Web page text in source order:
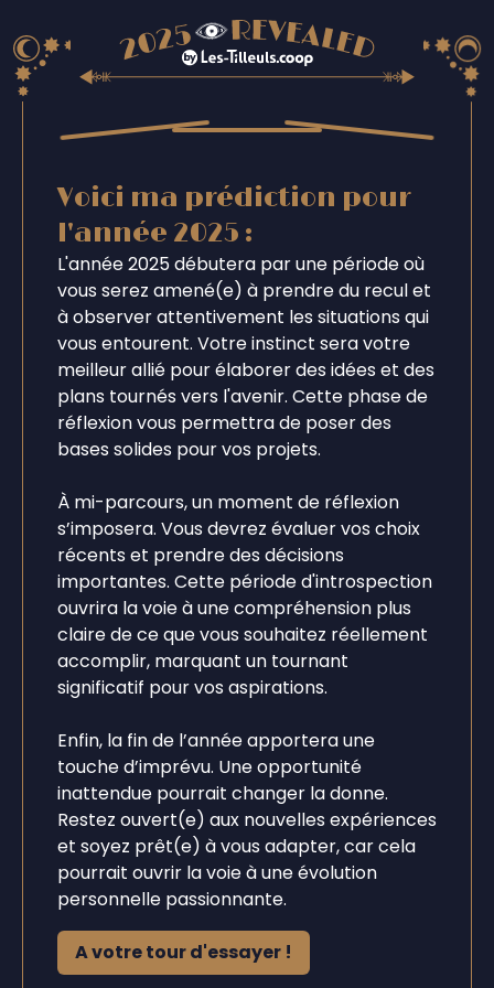
Voici ma prédiction pour
l'année 2025 :
L'année 2025 débutera par une période où
vous serez amené(e) à prendre du recul et
à observer attentivement les situations qui
vous entourent. Votre instinct sera votre
meilleur allié pour élaborer des idées et des
plans tournés vers l'avenir. Cette phase de
réflexion vous permettra de poser des
bases solides pour vos projets.
À mi-parcours, un moment de réflexion
s’imposera. Vous devrez évaluer vos choix
récents et prendre des décisions
importantes. Cette période d'introspection
ouvrira la voie à une compréhension plus
claire de ce que vous souhaitez réellement
accomplir, marquant un tournant
significatif pour vos aspirations.
Enfin, la fin de l’année apportera une
touche d’imprévu. Une opportunité
inattendue pourrait changer la donne.
Restez ouvert(e) aux nouvelles expériences
et soyez prêt(e) à vous adapter, car cela
pourrait ouvrir la voie à une évolution
personnelle passionnante.
A votre tour d'essayer !